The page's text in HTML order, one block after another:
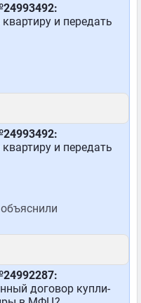
и передать
и передать
договор купли-